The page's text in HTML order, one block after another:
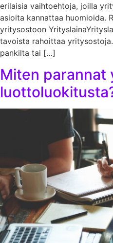
erilaisia vaihtoehtoja, joilla
asioita kannattaa huomioida.
yritysostoon
tavoista rahoittaa
pankilta tai […]
Miten parannat